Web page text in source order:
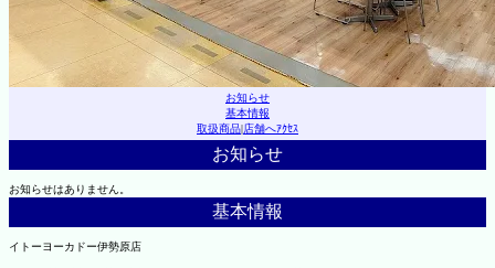
お知らせ
基本情報
取扱商品|店舗へｱｸｾｽ
お知らせ
お知らせはありません。
基本情報
イトーヨーカドー伊勢原店